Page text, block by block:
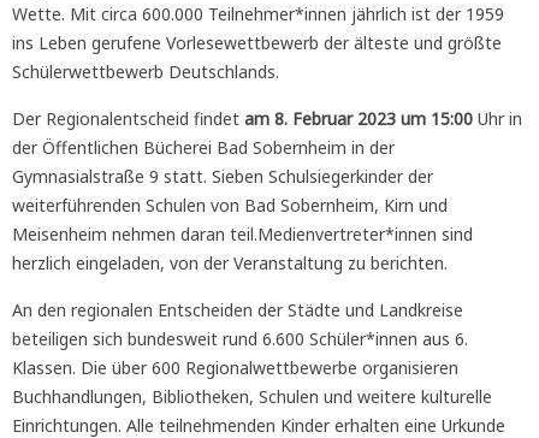
Wette. Mit circa 600.000 Teilnehmer*innen jährlich ist der 1959
ins Leben gerufene Vorlesewettbewerb der älteste und größte
Schülerwettbewerb Deutschlands.
Der Regionalentscheid findet am 8. Februar 2023 um 15:00 Uhr in
der Öffentlichen Bücherei Bad Sobernheim in der
Gymnasialstraße 9 statt. Sieben Schulsiegerkinder der
weiterführenden Schulen von Bad Sobernheim, Kirn und
Meisenheim nehmen daran teil.Medienvertreter*innen sind
herzlich eingeladen, von der Veranstaltung zu berichten.
An den regionalen Entscheiden der Städte und Landkreise
beteiligen sich bundesweit rund 6.600 Schüler*innen aus 6.
Klassen. Die über 600 Regionalwettbewerbe organisieren
Buchhandlungen, Bibliotheken, Schulen und weitere kulturelle
Einrichtungen. Alle teilnehmenden Kinder erhalten eine Urkunde